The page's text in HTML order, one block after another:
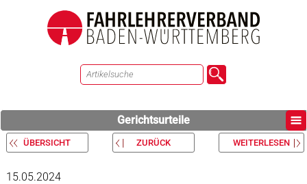
Gerichtsurteile
ÜBERSICHT ZURÜCK WEITERLESEN
15.05.2024